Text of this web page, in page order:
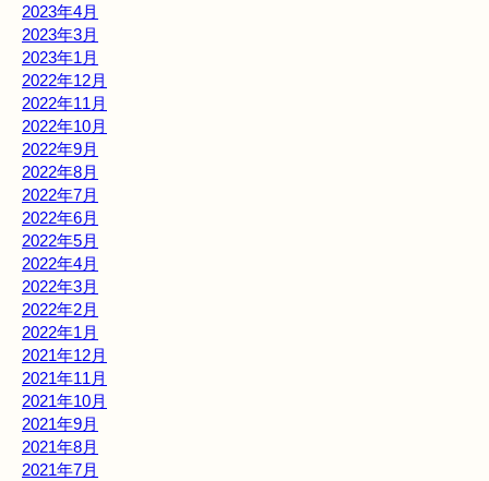
2023年4月
2023年3月
2023年1月
2022年12月
2022年11月
2022年10月
2022年9月
2022年8月
2022年7月
2022年6月
2022年5月
2022年4月
2022年3月
2022年2月
2022年1月
2021年12月
2021年11月
2021年10月
2021年9月
2021年8月
2021年7月